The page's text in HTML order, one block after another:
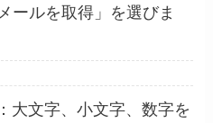
ールを取得」を選びま
大文字、小文字、数字を